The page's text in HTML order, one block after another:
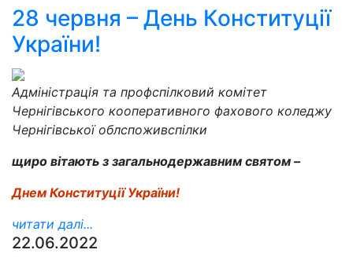
28 червня – День Конституції
України!
Адміністрація та профспілковий комітет
Чернігівського кооперативного фахового коледжу
Чернігівської облспоживспілки
щиро вітають з загальнодержавним святом –
Днем Конституції України!
читати далі...
22.06.2022